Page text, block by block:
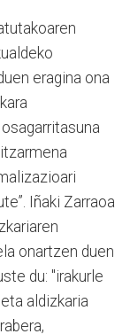
eragina ona
Iñaki Zarraoa
onartzen duen
du: "irakurle
aldizkaria